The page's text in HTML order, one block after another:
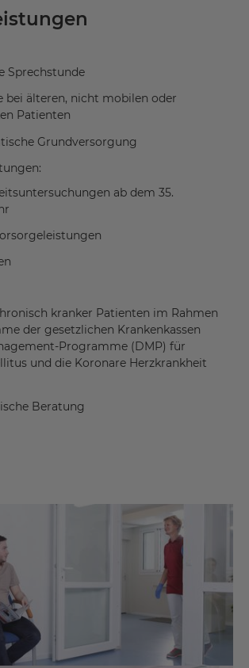
aufnehmen
Sprechstunde
bei älteren, nicht mobilen oder
Patienten
Grundversorgung
ab dem 35.
kranker Patienten im Rahmen
der gesetzlichen Krankenkassen
Programme (DMP) für
und die Koronare Herzkrankheit
Beratung